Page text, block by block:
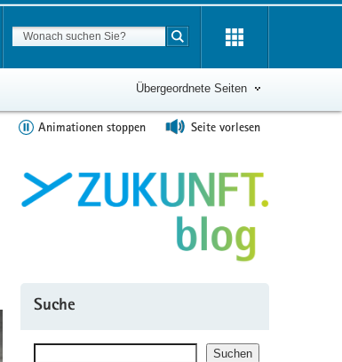
Suchbegriff
Suche starten
Übergeordnete Seiten
Animationen stoppen Seite vorlesen
Suche
Suchen